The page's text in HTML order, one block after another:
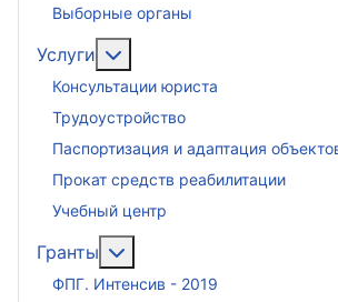
Выборные органы
Услуги
Консультации юриста
Трудоустройство
Паспортизация и адаптация
Прокат средств реабилитации
Учебный центр
Гранты
ФПГ. Интенсив - 2019